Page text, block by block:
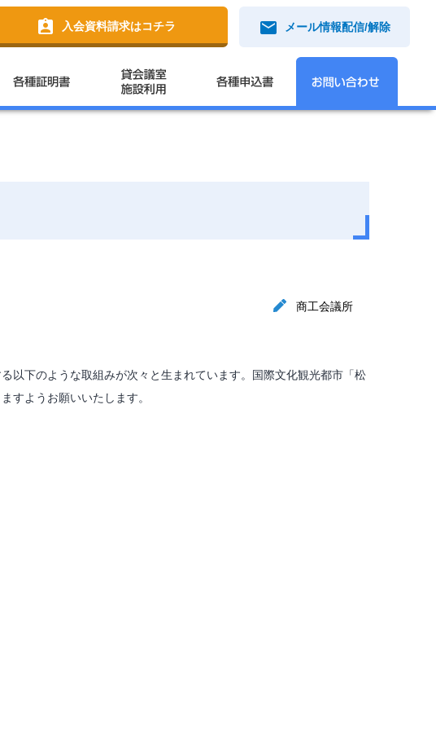
assignment_ind 入会資料請求はコチラ mail メール情報配信/解除
商工会議所
以下のような取組みが次々と生まれています。国際文化観光都市「松
すようお願いいたします。